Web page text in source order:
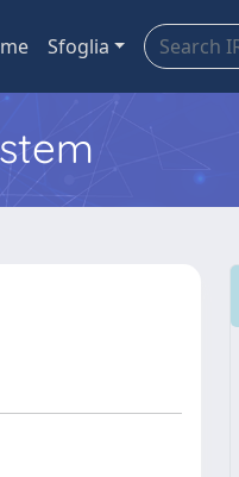
Sfoglia